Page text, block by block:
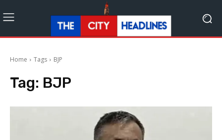
Home Tags BJP
Tag: BJP